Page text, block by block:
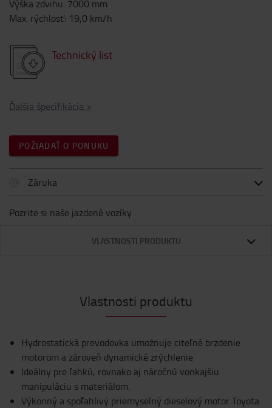
Výška zdvihu: 7000 mm
Max. rýchlosť: 19,0 km/h
Technický list
Ďalšia špecifikácia >
POŽIADAŤ O PONUKU
Záruka
Pozrite si naše jazdené vozíky
VLASTNOSTI PRODUKTU
Vlastnosti produktu
Hydrostatická prevodovka umožnuje citeľné brzdenie
motorom a zároveň dynamické zrýchlenie
Ideálny pre ľahkú, rovnako aj náročnú vonkajšiu
manipuláciu s materiálom.
Výkonný a spoľahlivý priemyselný dieselový motor Toyota